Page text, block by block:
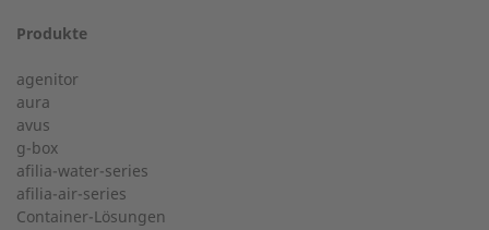
Postleitzahl
Service Hotline für eine Installation ab 50 kW.
Produkte
agenitor
aura
avus
g-box
afilia-water-series
afilia-air-series
Container-Lösungen